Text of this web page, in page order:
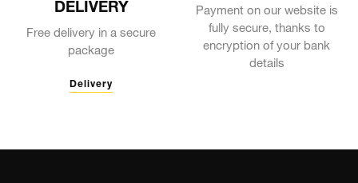
DELIVERY
Free delivery in a secure
package
Delivery
Payment on our website is
fully secure, thanks to
encryption of your bank
details